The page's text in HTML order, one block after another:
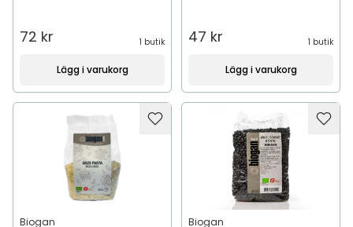
72 kr 1 butik
Lägg i varukorg
47 kr 1 butik
Lägg i varukorg
Biogan Biogan